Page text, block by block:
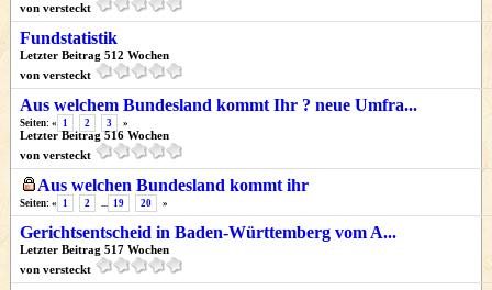
von versteckt
Fundstatistik
Letzter Beitrag 512 Wochen
von versteckt
Aus welchem Bundesland kommt Ihr ? neue Umfra...
Seiten: « 1 2 3 »
Letzter Beitrag 516 Wochen
von versteckt
Aus welchen Bundesland kommt ihr
Seiten: « 1 2 ... 19 20 »
Gerichtsentscheid in Baden-Württemberg vom A...
Letzter Beitrag 517 Wochen
von versteckt